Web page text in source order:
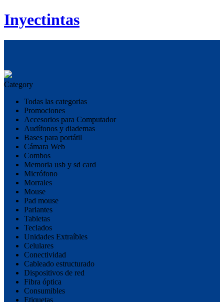
Inyectintas
Category
Todas las categorias
Promociones
Accesorios para Computador
Audífonos y diademas
Bases para portátil
Cámara Web
Combos
Memoria usb y sd card
Micrófono
Morrales
Mouse
Pad mouse
Parlantes
Tabletas
Teclados
Unidades Extraíbles
Celulares
Conectividad
Cableado estructurado
Dispositivos de red
Fibra óptica
Consumibles
Etiquetas